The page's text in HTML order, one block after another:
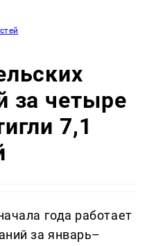
за четыре
7,1
года работает
за январь–